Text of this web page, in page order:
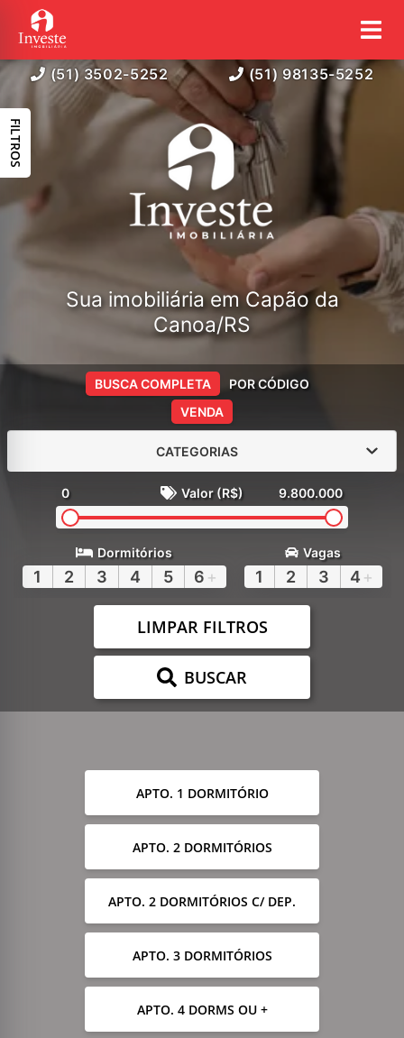
(51) 3502-5252 (51) 98135-5252
Sua imobiliária em Capão da
Canoa/RS
VENDA
BUSCA COMPLETA POR CÓDIGO
CATEGORIAS
0 Valor (R$) 9.800.000
Dormitórios
1 2 3 4 5 6 +
Vagas
1 2 3 4 +
LIMPAR FILTROS
BUSCAR
APTO. 1 DORMITÓRIO
APTO. 2 DORMITÓRIOS
APTO. 2 DORMITÓRIOS C/ DEP.
APTO. 3 DORMITÓRIOS
APTO. 4 DORMS OU +
FILTROS